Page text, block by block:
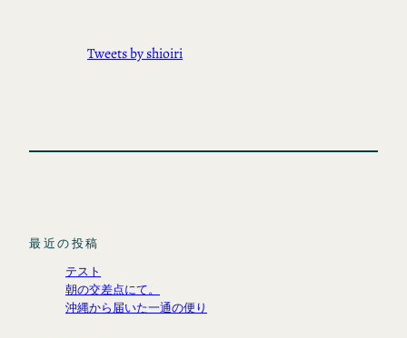
Tweets by shioiri
最近の投稿
テスト
朝の交差点にて。
沖縄から届いた一通の便り